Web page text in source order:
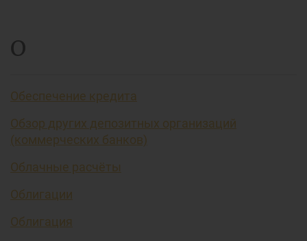
О
Обеспечение кредита
Обзор других депозитных организаций
(коммерческих банков)
Облачные расчёты
Облигации
Облигация